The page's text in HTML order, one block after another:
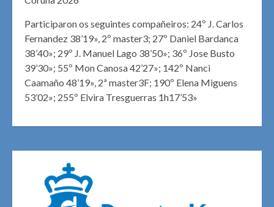
Participaron os seguintes compañeiros: 24º J. Carlos
Fernandez 38’19», 2º master3; 27º Daniel Bardanca
38’40»; 29º J. Manuel Lago 38’50»; 36º Jose Busto
39’30»; 55º Mon Canosa 42’27»; 142º Nanci
Caamaño 48’19», 2ª master3F; 190º Elena Miguens
53’02»; 255º Elvira Tresguerras 1h17’53»